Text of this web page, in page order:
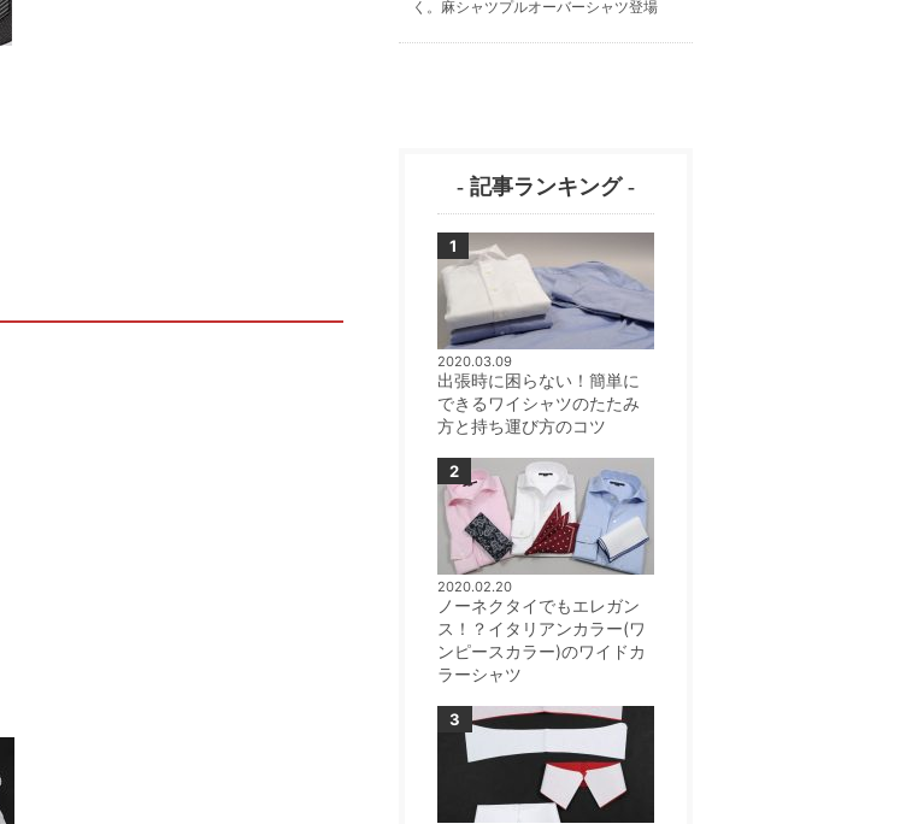
く。麻シャツプルオーバーシャツ登場
- 記事ランキング -
2020.03.09
出張時に困らない！簡単に
できるワイシャツのたたみ
方と持ち運び方のコツ
2020.02.20
ノーネクタイでもエレガン
ス！？イタリアンカラー(ワ
ンピースカラー)のワイドカ
ラーシャツ